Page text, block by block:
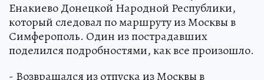
Енакиево Донецкой Народной Республики,
который следовал по маршруту из Москвы в
Симферополь. Один из пострадавших
поделился подробностями, как все произошло.
- Возвращался из отпуска из Москвы в